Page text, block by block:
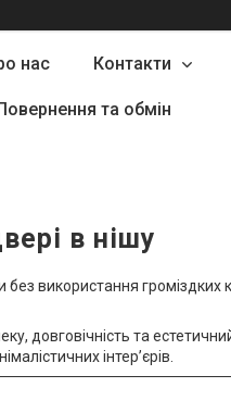
нас Контакти
та обмін
в нішу
використання громіздких
довговічність та
інтер’єрів.